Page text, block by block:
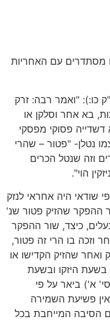
מסתדרים עם האחריות
כו:): "ואמר רבה: זרק
בא אחר וסלקן או
פסוקי מפסקי
נטלן- "פטור – שהרי
וזה שנטל הכרים
הוי".
שודאי היה אחראי לנזק
ההפקר שהזיק פטור שנ'
כיצד, שור ההפקר
וזכה בו הרי זה פטור,
ואחר שהזיק הקדישו או
בשעת היזקו ובשעת
א') ביאר על פי
פשיעת השמירה
הסיבה המייחבת בכל